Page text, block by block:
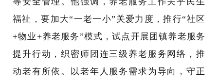
福祉，要加大“一老一小”关爱力度，推行“社区
+物业+养老服务”模式，试点开展团镇养老服务
提升行动，织密师团连三级养老服务网络，推
动老有所依。以老年人服务需求为导向，守正